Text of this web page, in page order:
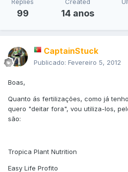
Replies
99
Created
14 anos
CaptainStuck
Publicado: Fevereiro 5, 2012
Boas,
Quanto ás fertilizações, como já
quero "deitar fora", vou utiliza-los,
são:
Tropica Plant Nutrition
Easy Life Profito